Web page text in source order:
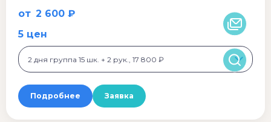
от 2 600 ₽
5 цен
2 дня группа 15 шк. + 2 рук., 17 800 ₽
Подробнее Заявка